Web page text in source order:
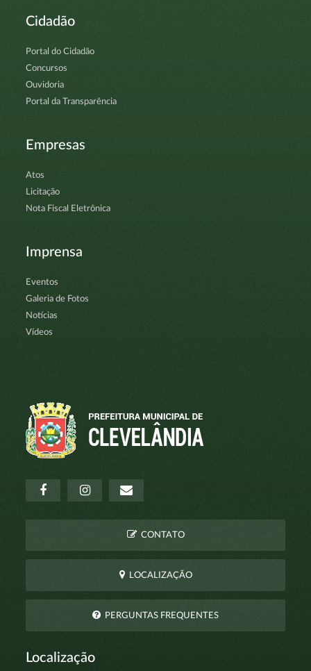
Cidadão
Portal do Cidadão
Concursos
Ouvidoria
Portal da Transparência
Empresas
Atos
Licitação
Nota Fiscal Eletrônica
Imprensa
Eventos
Galeria de Fotos
Notícias
Vídeos
CONTATO
LOCALIZAÇÃO
PERGUNTAS FREQUENTES
Localização